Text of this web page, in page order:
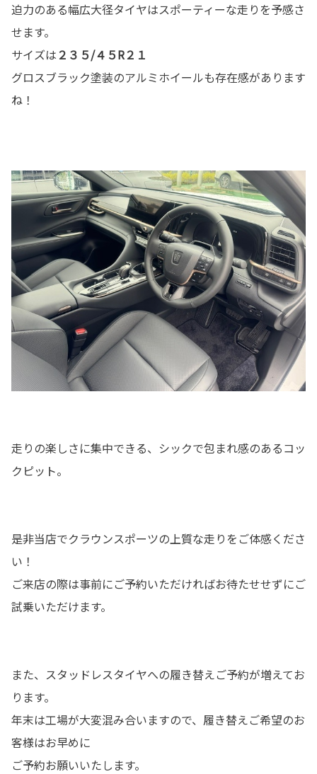
迫力のある幅広大径タイヤはスポーティーな走りを予感さ
せます。
サイズは２３５/４５R２１
グロスブラック塗装のアルミホイールも存在感があります
ね！
走りの楽しさに集中できる、シックで包まれ感のあるコッ
クピット。
是非当店でクラウンスポーツの上質な走りをご体感くださ
い！
ご来店の際は事前にご予約いただければお待たせせずにご
試乗いただけます。
また、スタッドレスタイヤへの履き替えご予約が増えてお
ります。
年末は工場が大変混み合いますので、履き替えご希望のお
客様はお早めに
ご予約お願いいたします。